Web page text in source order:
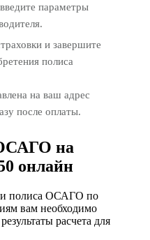
параметры
и завершите
полиса
на ваш адрес
после оплаты.
на
онлайн
полиса ОСАГО по
вам необходимо
расчета для